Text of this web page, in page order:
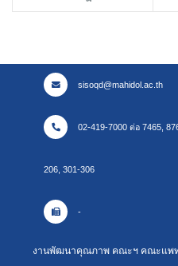
sisoqd@mahidol.ac.th
02-419-7000 ต่อ 7465,
206, 301-306
-
งานพัฒนาคุณภาพ คณะฯ คณะแพ